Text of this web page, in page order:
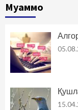
Муаммо